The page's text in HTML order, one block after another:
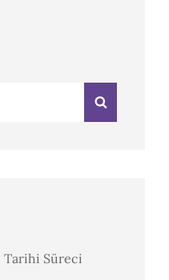
Tarihi Süreci